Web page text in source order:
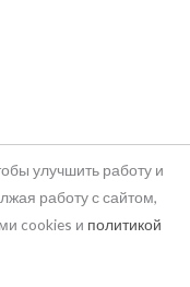
улучшить работу и
работу с сайтом,
cookies и политикой